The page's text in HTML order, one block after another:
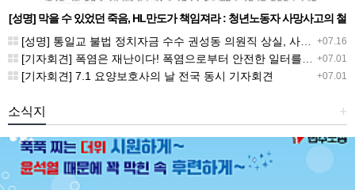
[성명] 막을 수 있었던 죽음, HL만도가 책임져라 : 청년노동자 사망사고의 철
저한 진상규명과 재발방지 대책 마련하라
+07.16
[성명] 통일교 불법 정치자금 수수 권성동 의원직 상실, 사필귀정이다
+07.01
[기자회견] 폭염은 재난이다! 폭염으로부터 안전한 일터를 위한 민주노총 강원지역본부 폭염감시단 선포 기자회견
+07.01
[기자회견] 7.1 요양보호사의 날 전국 동시 기자회견
+
소식지